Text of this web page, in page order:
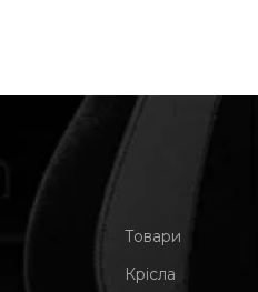
Товари
Крісла